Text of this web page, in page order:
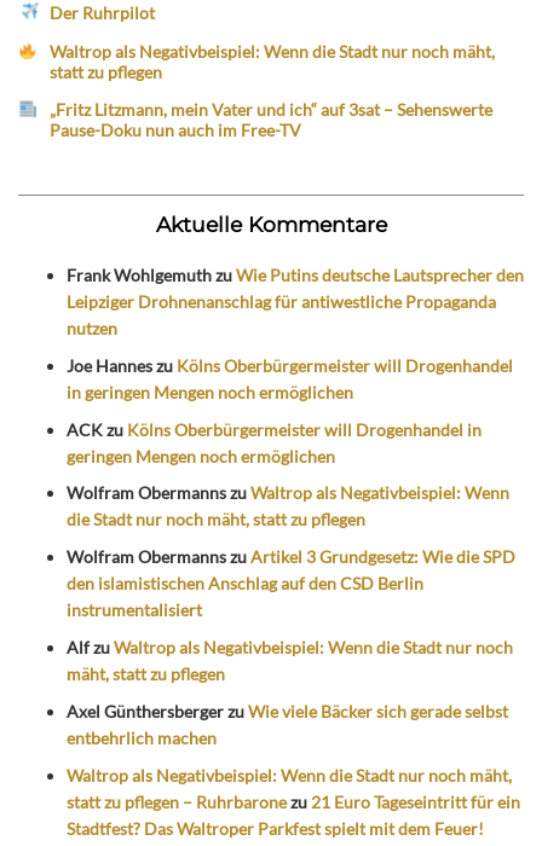
Der Ruhrpilot
Waltrop als Negativbeispiel: Wenn die Stadt nur noch mäht,
statt zu pflegen
„Fritz Litzmann, mein Vater und ich“ auf 3sat – Sehenswerte
Pause-Doku nun auch im Free-TV
Aktuelle Kommentare
Frank WohlgemuthzuWie Putins deutsche Lautsprecher den
Leipziger Drohnenanschlag für antiwestliche Propaganda
nutzen
Joe Hanneszu Kölns Oberbürgermeister will Drogenhandel
in geringen Mengen noch ermöglichen
ACKzu Kölns Oberbürgermeister will Drogenhandel in
geringen Mengen noch ermöglichen
Wolfram ObermannszuWaltrop als Negativbeispiel: Wenn
die Stadt nur noch mäht, statt zu pflegen
Wolfram ObermannszuArtikel 3 Grundgesetz: Wie die SPD
den islamistischen Anschlag auf den CSD Berlin
instrumentalisiert
AlfzuWaltrop als Negativbeispiel: Wenn die Stadt nur noch
mäht, statt zu pflegen
Axel GünthersbergerzuWie viele Bäcker sich gerade selbst
entbehrlich machen
Waltrop als Negativbeispiel: Wenn die Stadt nur noch mäht,
statt zu pflegen – Ruhrbaronezu 21 Euro Tageseintritt für ein
Stadtfest? Das Waltroper Parkfest spielt mit dem Feuer!